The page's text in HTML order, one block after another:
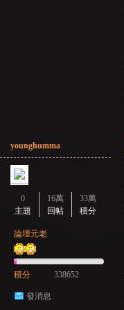
younghumma
0
主題
16萬
回帖
33萬
積分
論壇元老
積分 338652
發消息